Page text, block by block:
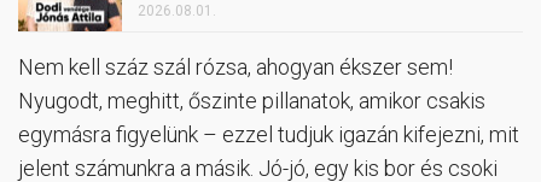
2026.08.01.
Nem kell száz szál rózsa, ahogyan ékszer sem!
Nyugodt, meghitt, őszinte pillanatok, amikor csakis
egymásra figyelünk – ezzel tudjuk igazán kifejezni, mit
jelent számunkra a másik. Jó-jó, egy kis bor és csoki